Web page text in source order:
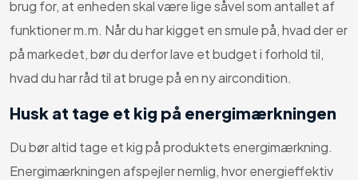
brug for, at enheden skal være lige såvel som antallet af
funktioner m.m. Når du har kigget en smule på, hvad der er
på markedet, bør du derfor lave et budget i forhold til,
hvad du har råd til at bruge på en ny aircondition.
Husk at tage et kig på energimærkningen
Du bør altid tage et kig på produktets energimærkning.
Energimærkningen afspejler nemlig, hvor energieffektiv